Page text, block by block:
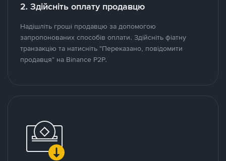
2. Здійсніть оплату продавцю
Надішліть гроші продавцю за допомогою
запропонованих способів оплати. Здійсніть фіатну
транзакцію та натисніть "Переказано, повідомити
продавця" на Binance P2P.